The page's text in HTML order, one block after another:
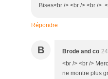
Bises<br /> <br /> <br />
Répondre
B Brode and co
<br /> <br />
ne montre plus